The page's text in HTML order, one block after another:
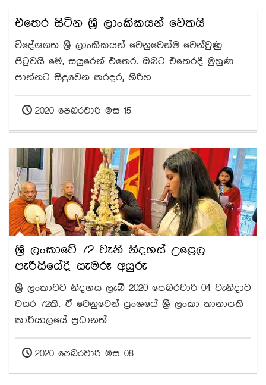
එතෙර සිටින ශ්‍රී ලාංකිකයන් වෙතයි
විදේශගත ශ්‍රී ලාංකිකයන් වෙනුවෙන්ම වෙන්වුණු
පිටුවයි මේ, සයුරෙන් එතෙර. ඔබට එතෙරදී මුහුණ
පාන්නට සිදුවෙන කරදර, හිරිහ
2020 පෙබරවාරි මස 15
ශ්‍රී ලංකාවේ 72 වැනි නිදහස් උළෙල
පැරීසියේදී සැමරූ අයුරු
ශ්‍රී ලංකාවට නිදහස ලැබී 2020 පෙබරවාරි 04 වැනිදාට
වසර 72කි. ඒ වෙනුවෙන් ප්‍රංශයේ ශ්‍රී ලංකා තානාපති
කාර්යාලයේ ප්‍රධානත්
2020 පෙබරවාරි මස 08